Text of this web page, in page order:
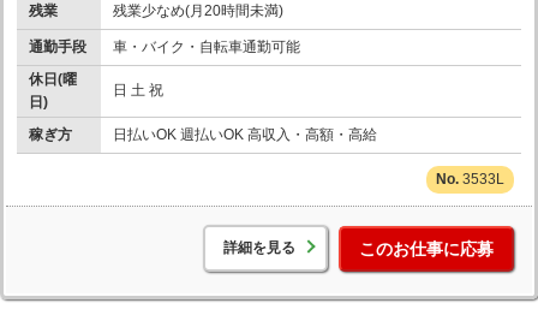
残業 残業少なめ(月20時間未満)
通勤手段
車・バイク・自転車通勤可能
休日(曜
日)
日 土 祝
稼ぎ方 日払いOK 週払いOK 高収入・高額・高給
3533L
詳細を見る このお仕事に応募